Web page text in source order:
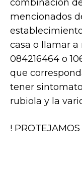
combinación
mencionados
casa o llamar
084216464 o
que
tener
rubiola y la
!